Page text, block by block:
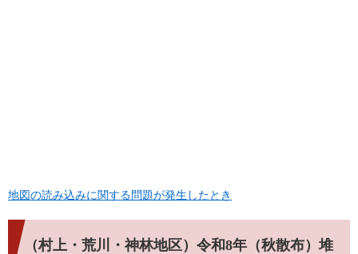
地図の読み込みに関する問題が発生したとき
（村上・荒川・神林地区）令和8年（秋散布）堆